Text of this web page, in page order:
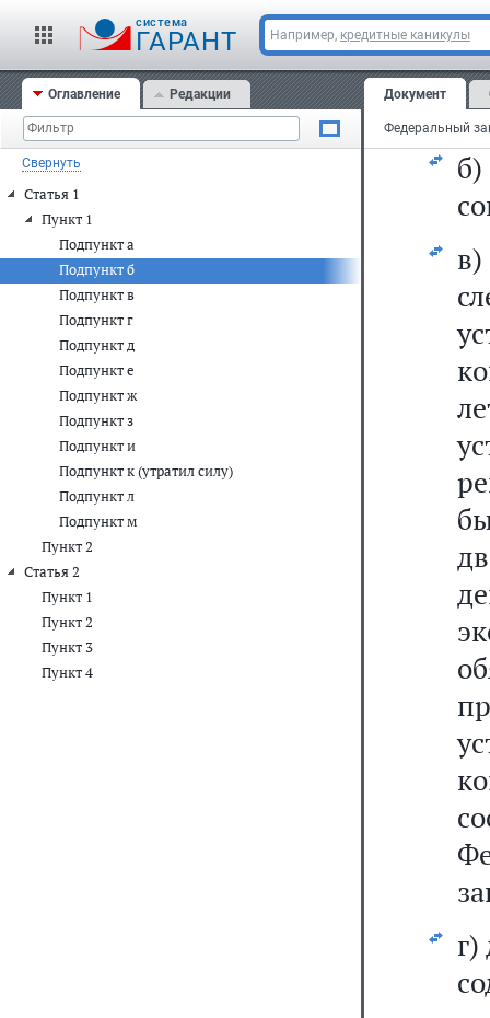
cистема
ГАРАНТ Например, кредитные каникулы
Оглавление Редакции
Свернуть
Статья 1
Пункт 1
Подпункт а
Подпункт б
Подпункт в
Подпункт г
Подпункт д
Подпункт е
Подпункт ж
Подпункт з
Подпункт и
Подпункт к (утратил силу)
Подпункт л
Подпункт м
Пункт 2
Статья 2
Пункт 1
Пункт 2
Пункт 3
Пункт 4
Документ